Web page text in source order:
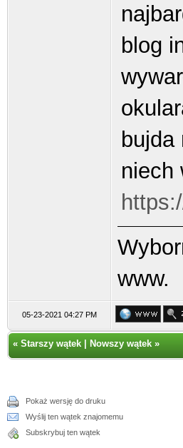
blog
bujda
niech
www.
05-23-2021 04:27 PM
« Starszy wątek | Nowszy wątek »
Pokaż wersję do druku
Wyślij ten wątek znajomemu
Subskrybuj ten wątek